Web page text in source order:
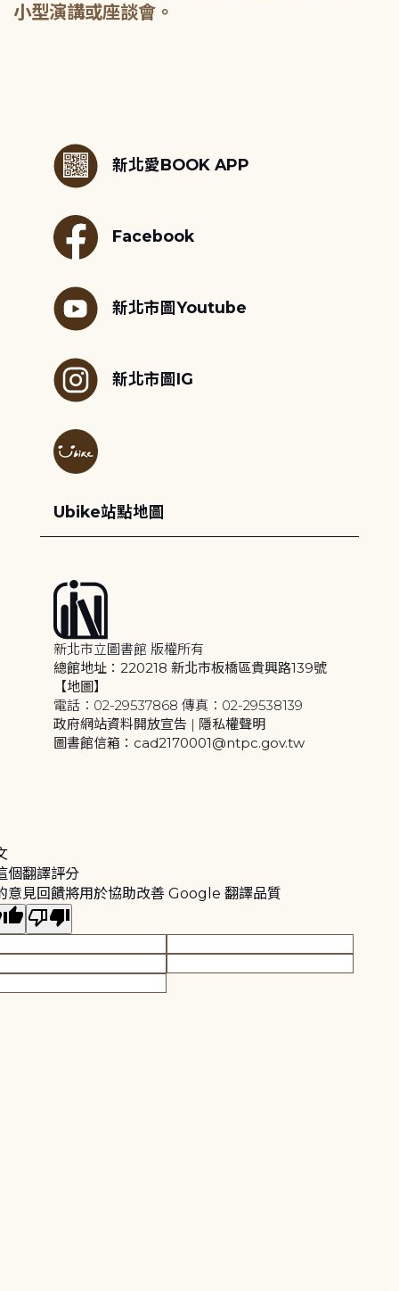
小型演講或座談會。
新北愛BOOK APP
Facebook
新北市圖Youtube
新北市圖IG
Ubike站點地圖
新北市立圖書館 版權所有
總館地址：220218 新北市板橋區貴興路139號
【地圖】
電話：02-29537868 傳真：02-29538139
政府網站資料開放宣告 | 隱私權聲明
圖書館信箱：cad2170001@ntpc.gov.tw
個翻譯評分
意見回饋將用於協助改善 Google 翻譯品質